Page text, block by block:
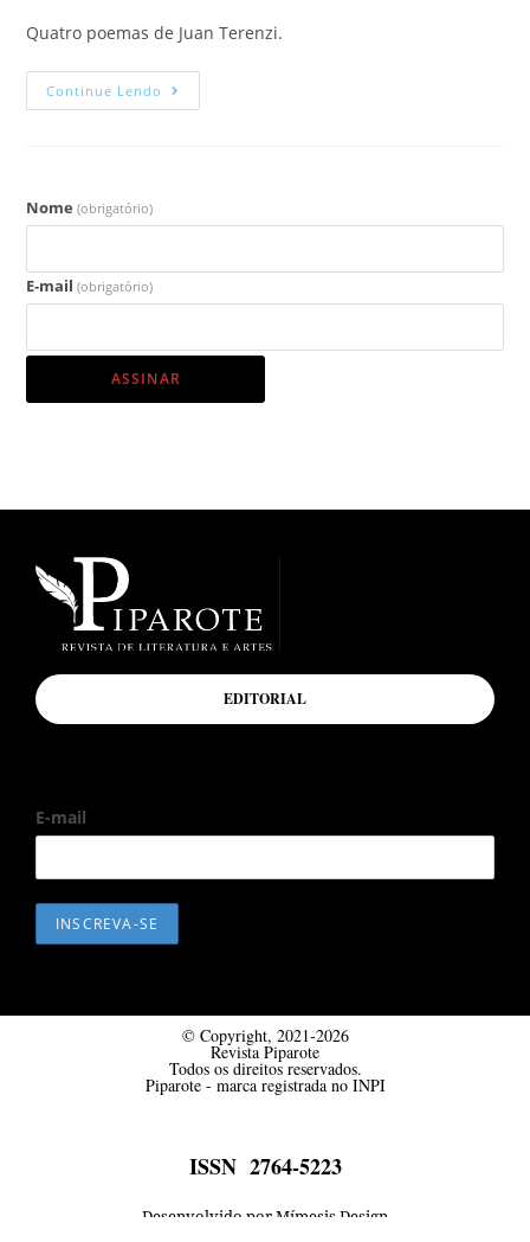
Quatro poemas de Juan Terenzi.
Continue Lendo
Nome (obrigatório)
E-mail (obrigatório)
ASSINAR
EDITORIAL
E-mail
© Copyright, 2021-2026
Revista Piparote
Todos os direitos reservados.
Piparote - marca registrada no INPI
ISSN 2764-5223
Desenvolvido por Mímesis Design